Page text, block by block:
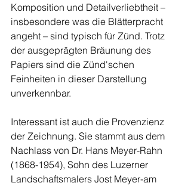
Komposition und Detailverliebtheit –
insbesondere was die Blätterpracht
angeht – sind typisch für Zünd. Trotz
der ausgeprägten Bräunung des
Papiers sind die Zünd'schen
Feinheiten in dieser Darstellung
unverkennbar.
Interessant ist auch die Provenzienz
der Zeichnung. Sie stammt aus dem
Nachlass von Dr. Hans Meyer-Rahn
(1868-1954), Sohn des Luzerner
Landschaftsmalers Jost Meyer-am